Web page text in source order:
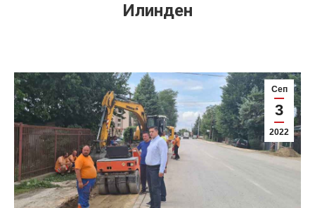
Илинден
Сеп
3
2022